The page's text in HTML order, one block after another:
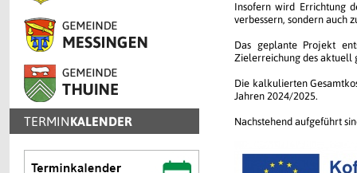
TERMINKALENDER
Insofern wird Errichtung
verbessern, sondern auch
Das geplante Projekt
Zielerreichung des aktuell
Die kalkulierten
Jahren 2024/2025.
Nachstehend aufgeführt